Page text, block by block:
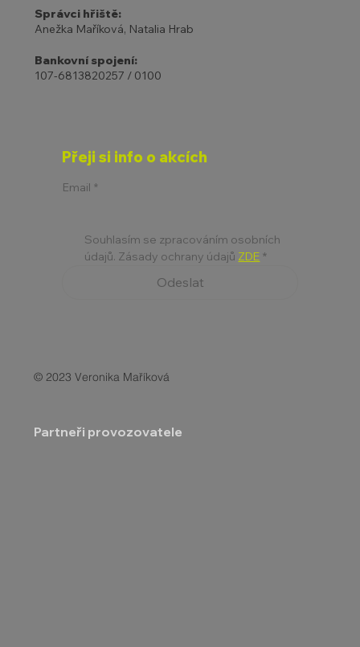
Správci hřiště:
Anežka Maříková, Natalia Hrab
Bankovní spojení:
107-6813820257 / 0100
Přeji si info o akcích
Email *
Souhlasím se zpracováním osobních
údajů. Zásady ochrany údajů ZDE *
Odeslat
© 2023 Veronika Maříková
Partneři provozovatele